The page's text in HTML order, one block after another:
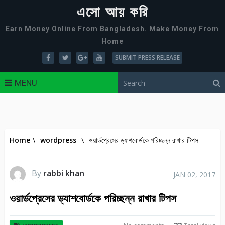
এসো আয় করি
Earn Money Online From Bangladesh. Make Money From
Home
SUBMIT PRESS RELEASE
MENU
Home \ wordpress \ ওয়ার্ডপ্রেসের ড্যাশবোর্ডকে পরিচ্ছন্ন রাখার টিপস
By rabbi khan JAN 02, 2017
ওয়ার্ডপ্রেসের ড্যাশবোর্ডকে পরিচ্ছন্ন রাখার টিপস